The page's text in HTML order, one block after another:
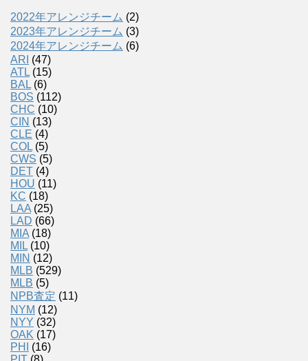
2022年アレンジチーム (2)
2023年アレンジチーム (3)
2024年アレンジチーム (6)
ARI (47)
ATL (15)
BAL (6)
BOS (112)
CHC (10)
CIN (13)
CLE (4)
COL (5)
CWS (5)
DET (4)
HOU (11)
KC (18)
LAA (25)
LAD (66)
MIA (18)
MIL (10)
MIN (12)
MLB (529)
MLB (5)
NPB査定 (11)
NYM (12)
NYY (32)
OAK (17)
PHI
(16)